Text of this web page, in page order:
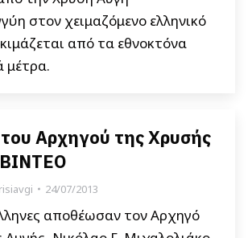
στον χειμαζόμενο ελληνικό
από τα εθνοκτόνα
μέτρα.
Αρχηγού της Χρυσής
24/07/2013
αποθέωσαν τον Αρχηγό